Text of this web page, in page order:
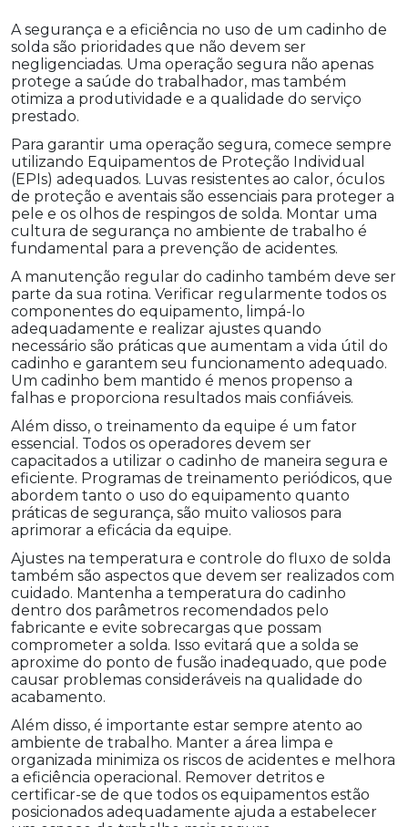
A segurança e a eficiência no uso de um cadinho de
solda são prioridades que não devem ser
negligenciadas. Uma operação segura não apenas
protege a saúde do trabalhador, mas também
otimiza a produtividade e a qualidade do serviço
prestado.
Para garantir uma operação segura, comece sempre
utilizando Equipamentos de Proteção Individual
(EPIs) adequados. Luvas resistentes ao calor, óculos
de proteção e aventais são essenciais para proteger a
pele e os olhos de respingos de solda. Montar uma
cultura de segurança no ambiente de trabalho é
fundamental para a prevenção de acidentes.
A manutenção regular do cadinho também deve ser
parte da sua rotina. Verificar regularmente todos os
componentes do equipamento, limpá-lo
adequadamente e realizar ajustes quando
necessário são práticas que aumentam a vida útil do
cadinho e garantem seu funcionamento adequado.
Um cadinho bem mantido é menos propenso a
falhas e proporciona resultados mais confiáveis.
Além disso, o treinamento da equipe é um fator
essencial. Todos os operadores devem ser
capacitados a utilizar o cadinho de maneira segura e
eficiente. Programas de treinamento periódicos, que
abordem tanto o uso do equipamento quanto
práticas de segurança, são muito valiosos para
aprimorar a eficácia da equipe.
Ajustes na temperatura e controle do fluxo de solda
também são aspectos que devem ser realizados com
cuidado. Mantenha a temperatura do cadinho
dentro dos parâmetros recomendados pelo
fabricante e evite sobrecargas que possam
comprometer a solda. Isso evitará que a solda se
aproxime do ponto de fusão inadequado, que pode
causar problemas consideráveis na qualidade do
acabamento.
Além disso, é importante estar sempre atento ao
ambiente de trabalho. Manter a área limpa e
organizada minimiza os riscos de acidentes e melhora
a eficiência operacional. Remover detritos e
certificar-se de que todos os equipamentos estão
posicionados adequadamente ajuda a estabelecer